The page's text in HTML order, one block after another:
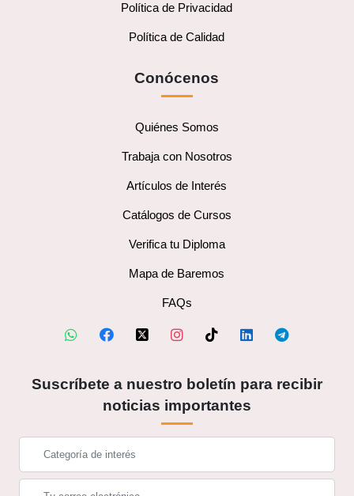
Política de Privacidad
Política de Calidad
Conócenos
Quiénes Somos
Trabaja con Nosotros
Artículos de Interés
Catálogos de Cursos
Verifica tu Diploma
Mapa de Baremos
FAQs
Suscríbete a nuestro boletín para recibir
noticias importantes